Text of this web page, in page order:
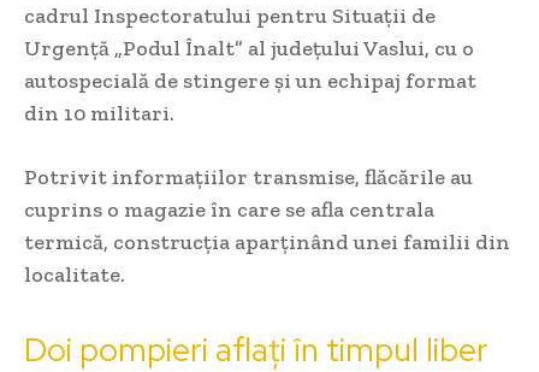
cadrul Inspectoratului pentru Situații de
Urgență „Podul Înalt” al județului Vaslui, cu o
autospecială de stingere și un echipaj format
din 10 militari.
Potrivit informațiilor transmise, flăcările au
cuprins o magazie în care se afla centrala
termică, construcția aparținând unei familii din
localitate.
Doi pompieri aflați în timpul liber